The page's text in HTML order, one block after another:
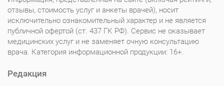
отзывы, стоимость услуг и анкеты врачей), носит
исключительно ознакомительный характер и не является
публичной офертой (ст. 437 ГК РФ). Сервис не оказывает
медицинских услуг и не заменяет очную консультацию
врача. Категория информационной продукции: 16+.
Редакция